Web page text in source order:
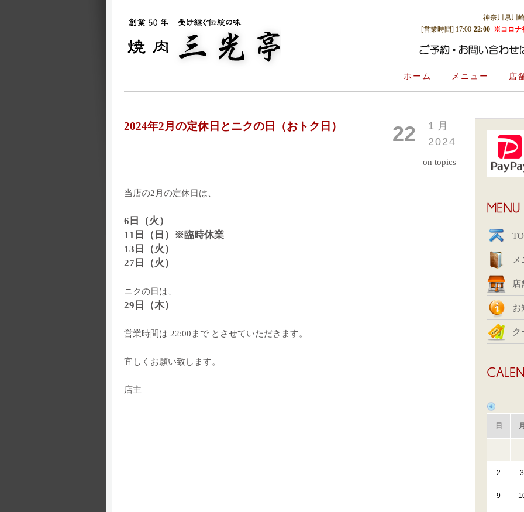
神奈川県川
[営業時間] 17:00-22:00 ※コロナ
ホーム メニュー 店
2024年2月の定休日とニクの日（おトク日）
1月
2024
22
on topics
当店の2月の定休日は、
6日（火）
11日（日）※臨時休業
13日（火）
27日（火）
ニクの日は、
29日（木）
営業時間は 22:00まで とさせていただきます。
宜しくお願い致します。
店主
店
お
ク
日 月
2 3
9